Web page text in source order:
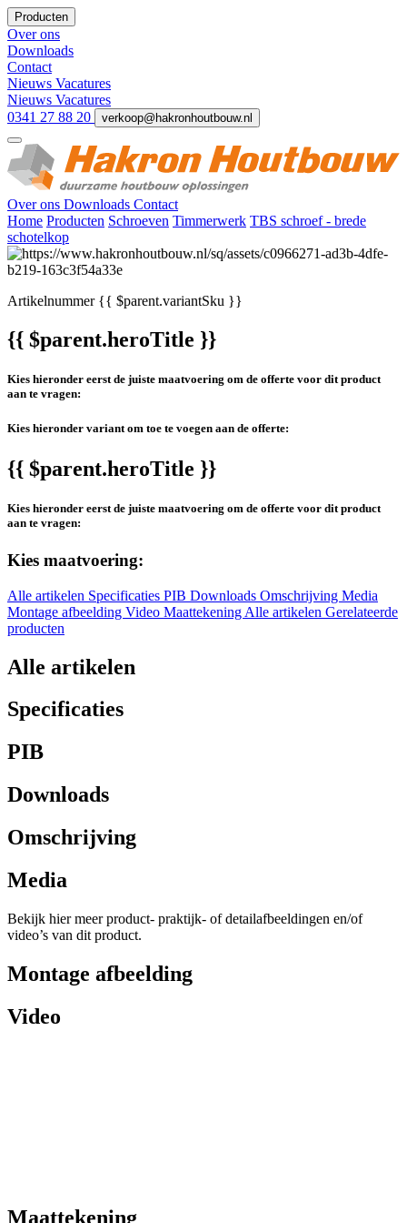
Producten
Over ons
Downloads
Contact
Nieuws Vacatures
Nieuws Vacatures
0341 27 88 20
verkoop@hakronhoutbouw.nl
Over ons Downloads Contact
Home Producten Schroeven Timmerwerk TBS schroef - brede
schotelkop
Artikelnummer{{ $parent.variantSku }}
{{ $parent.heroTitle }}
Kies hieronder eerst de juiste maatvoering om de offerte voor dit product
aan te vragen:
Kies hieronder variant om toe te voegen aan de offerte:
{{ $parent.heroTitle }}
Kies hieronder eerst de juiste maatvoering om de offerte voor dit product
aan te vragen:
Kies maatvoering:
Alle artikelen Specificaties PIB Downloads Omschrijving Media
Montage afbeelding Video Maattekening Alle artikelen Gerelateerde
producten
Alle artikelen
Specificaties
PIB
Downloads
Omschrijving
Media
Bekijk hier meer product- praktijk- of detailafbeeldingen en/of
video’s van dit product.
Montage afbeelding
Video
Maattekening